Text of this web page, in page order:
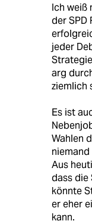
Ich weiß
der SPD
jeder
arg
ziemlich
Es ist
Wahlen
Aus
dass die
könnte
er eher
kann.